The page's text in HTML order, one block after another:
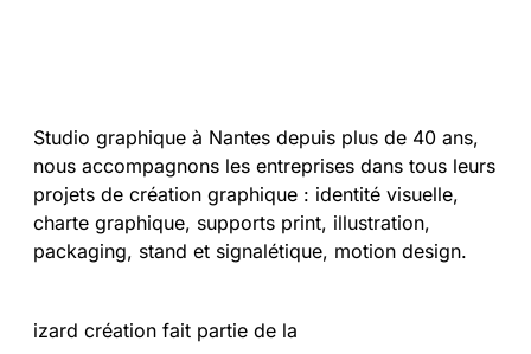
Studio graphique à Nantes depuis plus de 40 ans,
nous accompagnons les entreprises dans tous leurs
projets de création graphique : identité visuelle,
charte graphique, supports print, illustration,
packaging, stand et signalétique, motion design.
izard création fait partie de la